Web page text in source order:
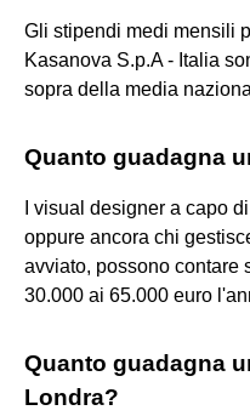
Gli stipendi medi mensili
Kasanova S.p.A - Italia
sopra della media
Quanto guadagna
I visual designer a capo
oppure ancora chi
avviato, possono contare
30.000 ai 65.000 euro
Quanto guadagna
Londra?